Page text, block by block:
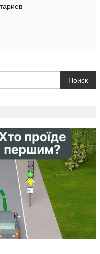
Поиск